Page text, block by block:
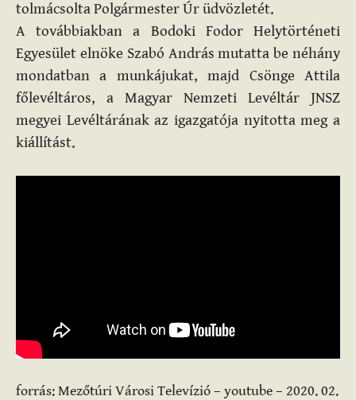
tolmácsolta Polgármester Úr üdvözletét.
A továbbiakban a Bodoki Fodor Helytörténeti
Egyesület elnöke Szabó András mutatta be néhány
mondatban a munkájukat, majd Csönge Attila
főlevéltáros, a Magyar Nemzeti Levéltár JNSZ
megyei Levéltárának az igazgatója nyitotta meg a
kiállítást.
forrás: Mezőtúri Városi Televízió – youtube – 2020. 02.